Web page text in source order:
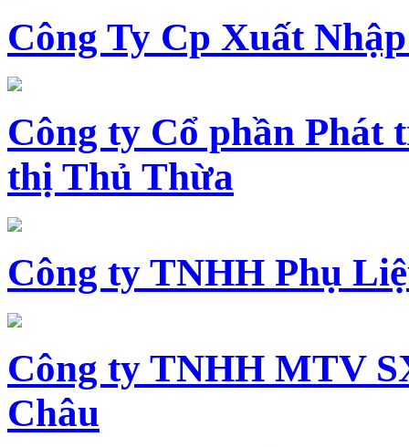
Công Ty Cp Xuất
Công ty Cổ phần Phát
thị Thủ Thừa
Công ty TNHH Phụ
Công ty TNHH MTV
Châu